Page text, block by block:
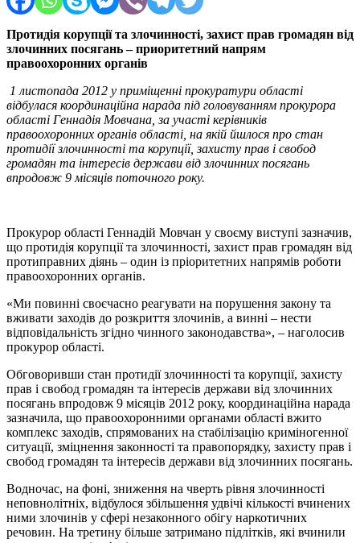
Протидія корупції та злочинності, захист прав громадян від
злочинних посягань – приоритетний напрям
правоохоронних органів
1 листопада 2012 у приміщенні прокуратури області
відбулася координаційна нарада під головуванням прокурора
області Геннадія Мовчана, за участі керівників
правоохоронних органів області, на якій йшлося про стан
протидії злочинності та корупції, захисту прав і свобод
громадян та інтересів держави від злочинних посягань
впродовж 9 місяців поточного року.
Прокурор області Геннадій Мовчан у своєму виступі зазначив,
що протидія корупції та злочинності, захист прав громадян від
протиправних діянь – один із пріоритетних напрямів роботи
правоохоронних органів.
«Ми повинні своєчасно реагувати на порушення закону та
вживати заходів до розкриття злочинів, а винні – нести
відповідальність згідно чинного законодавства», – наголосив
прокурор області.
Обговоривши стан протидії злочинності та корупції, захисту
прав і свобод громадян та інтересів держави від злочинних
посягань впродовж 9 місяців 2012 року, координаційна нарада
зазначила, що правоохоронними органами області вжито
комплекс заходів, спрямованих на стабілізацію криміногенної
ситуації, зміцнення законності та правопорядку, захисту прав і
свобод громадян та інтересів держави від злочинних посягань.
Водночас, на фоні, зниження на чверть рівня злочинності
неповнолітніх, відбулося збільшення удвічі кількості вчинених
ними злочинів у сфері незаконного обігу наркотичних
речовин. На третину більше затримано підлітків, які вчинили